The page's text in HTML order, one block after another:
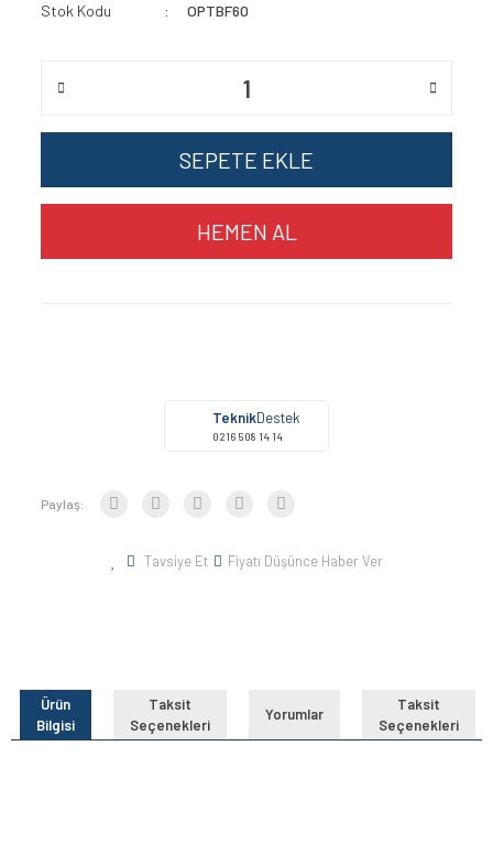
Stok Kodu
OPTBF60
SEPETE EKLE
HEMEN AL
TeknikDestek
0216 508 14 14
Paylaş:
Tavsiye Et Fiyatı Düşünce Haber Ver
Ürün
Bilgisi
Taksit
Seçenekleri
Yorumlar
Taksit
Seçenekleri